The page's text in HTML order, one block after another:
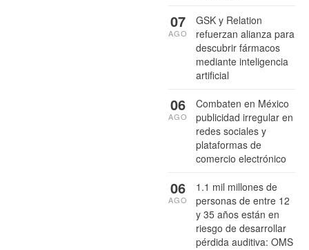
GSK y Relation
refuerzan alianza para
descubrir fármacos
mediante inteligencia
artificial
07
AGO
Combaten en México
publicidad irregular en
redes sociales y
plataformas de
comercio electrónico
06
AGO
1.1 mil millones de
personas de entre 12
y 35 años están en
riesgo de desarrollar
pérdida auditiva: OMS
06
AGO